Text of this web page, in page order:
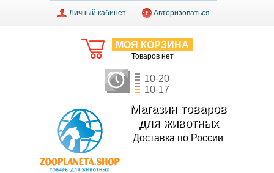
Личный кабинет Авторизоваться
МОЯ КОРЗИНА
Товаров нет
10-20
10-17
Магазин товаров
для животных
Доставка по России